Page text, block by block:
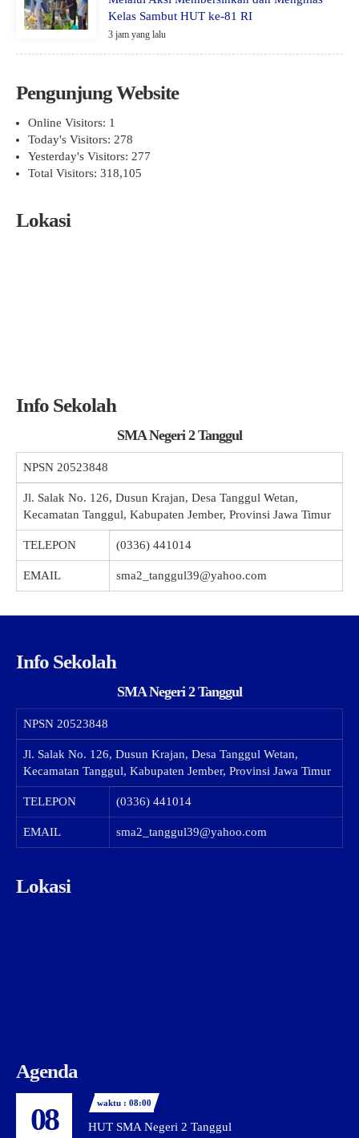
Kelas Sambut HUT ke-81 RI
3 jam yang lalu
Pengunjung Website
Online Visitors: 1
Today's Visitors: 278
Yesterday's Visitors: 277
Total Visitors: 318,105
Lokasi
Info Sekolah
SMA Negeri 2 Tanggul
NPSN 20523848
Jl. Salak No. 126, Dusun Krajan, Desa Tanggul Wetan,
Kecamatan Tanggul, Kabupaten Jember, Provinsi Jawa Timur
TELEPON (0336) 441014
EMAIL sma2_tanggul39@yahoo.com
Info Sekolah
SMA Negeri 2 Tanggul
NPSN 20523848
Jl. Salak No. 126, Dusun Krajan, Desa Tanggul Wetan,
Kecamatan Tanggul, Kabupaten Jember, Provinsi Jawa Timur
TELEPON (0336) 441014
EMAIL sma2_tanggul39@yahoo.com
Lokasi
Agenda
08 waktu : 08:00
HUT SMA Negeri 2 Tanggul